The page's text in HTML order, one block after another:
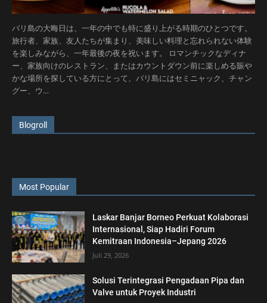
バリ島の大晦日は、一年の中でも特に盛り上がる時期のひとつです。
旅行者、家族、友人たちが集まり、美味しい料理と忘れられない体験
を楽しみながら、一年最後の夜を祝います。 ロマンチックなディナ
ー、家族向けのレストラン、またはカウントダウン前に楽しめる賑や
かな場所を探している方にとって、バリ島にはセミニャック、チャン
グー、ウ…
Blogroll
Most Popular
Laskar Banjar Borneo Perkuat Kolaborasi
Internasional, Siap Hadiri Forum
Kemitraan Indonesia–Jepang 2026
Juli 29, 2026
Solusi Terintegrasi Pengadaan Pipa dan
Valve untuk Proyek Industri